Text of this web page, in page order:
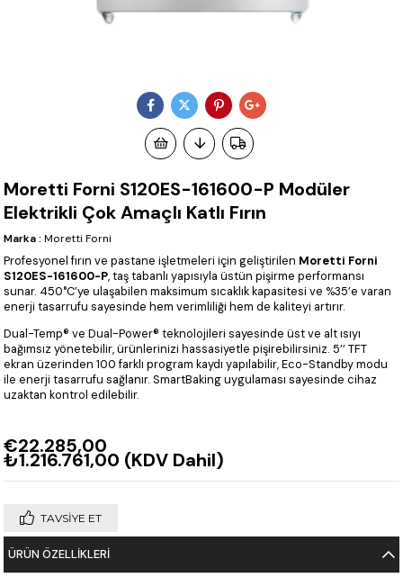
Moretti Forni S120ES-161600-P Modüler
Elektrikli Çok Amaçlı Katlı Fırın
Marka : Moretti Forni
Profesyonel fırın ve pastane işletmeleri için geliştirilen Moretti Forni
S120ES-161600-P, taş tabanlı yapısıyla üstün pişirme performansı
sunar. 450°C’ye ulaşabilen maksimum sıcaklık kapasitesi ve %35’e varan
enerji tasarrufu sayesinde hem verimliliği hem de kaliteyi artırır.
Dual-Temp® ve Dual-Power® teknolojileri sayesinde üst ve alt ısıyı
bağımsız yönetebilir, ürünlerinizi hassasiyetle pişirebilirsiniz. 5’’ TFT
ekran üzerinden 100 farklı program kaydı yapılabilir, Eco-Standby modu
ile enerji tasarrufu sağlanır. SmartBaking uygulaması sayesinde cihaz
uzaktan kontrol edilebilir.
€22.285,00
₺1.216.761,00 (KDV Dahil)
TAVSIYE ET
ÜRÜN ÖZELLIKLERI